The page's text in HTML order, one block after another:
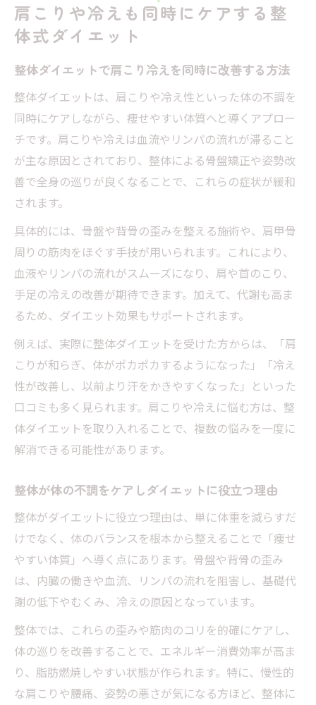
肩こりや冷えも同時にケアする整
体式ダイエット
整体ダイエットで肩こり冷えを同時に改善する方法
整体ダイエットは、肩こりや冷え性といった体の不調を
同時にケアしながら、痩せやすい体質へと導くアプロー
チです。肩こりや冷えは血流やリンパの流れが滞ること
が主な原因とされており、整体による骨盤矯正や姿勢改
善で全身の巡りが良くなることで、これらの症状が緩和
されます。
具体的には、骨盤や背骨の歪みを整える施術や、肩甲骨
周りの筋肉をほぐす手技が用いられます。これにより、
血液やリンパの流れがスムーズになり、肩や首のこり、
手足の冷えの改善が期待できます。加えて、代謝も高ま
るため、ダイエット効果もサポートされます。
例えば、実際に整体ダイエットを受けた方からは、「肩
こりが和らぎ、体がポカポカするようになった」「冷え
性が改善し、以前より汗をかきやすくなった」といった
口コミも多く見られます。肩こりや冷えに悩む方は、整
体ダイエットを取り入れることで、複数の悩みを一度に
解消できる可能性があります。
整体が体の不調をケアしダイエットに役立つ理由
整体がダイエットに役立つ理由は、単に体重を減らすだ
けでなく、体のバランスを根本から整えることで「痩せ
やすい体質」へ導く点にあります。骨盤や背骨の歪み
は、内臓の働きや血流、リンパの流れを阻害し、基礎代
謝の低下やむくみ、冷えの原因となっています。
整体では、これらの歪みや筋肉のコリを的確にケアし、
体の巡りを改善することで、エネルギー消費効率が高ま
り、脂肪燃焼しやすい状態が作られます。特に、慢性的
な肩こりや腰痛、姿勢の悪さが気になる方ほど、整体に